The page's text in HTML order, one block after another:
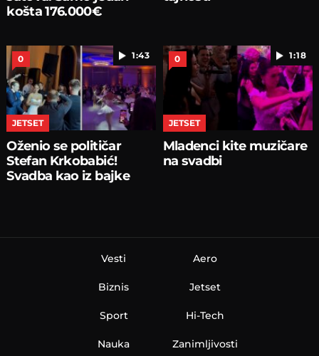
košta 176.000€
1:43
0
JETSET
Oženio se političar
Stefan Krkobabić!
Svadba kao iz bajke
1:18
0
JETSET
Mladenci kite muzičare
na svadbi
Vesti
Biznis
Sport
Nauka
Aero
Jetset
Hi-Tech
Zanimljivosti